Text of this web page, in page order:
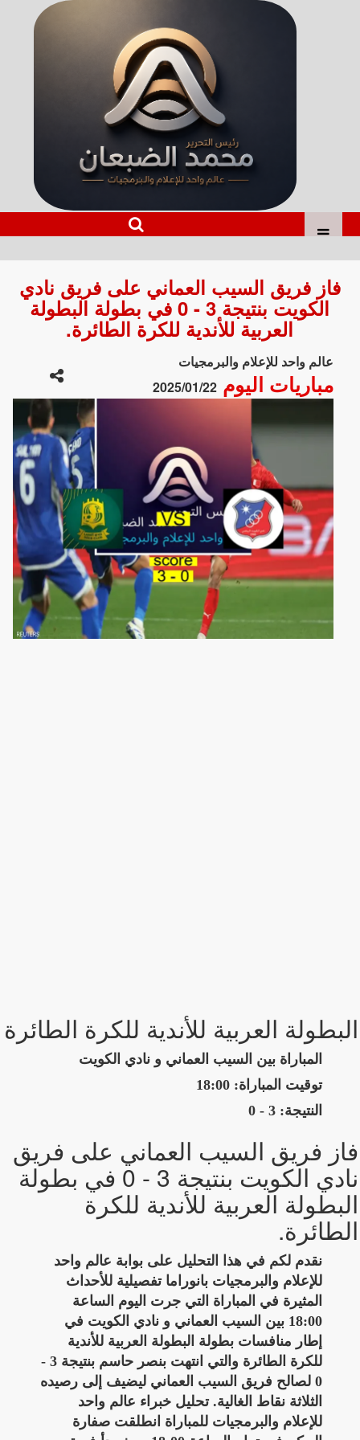
فاز فريق السيب العماني على فريق نادي
الكويت بنتيجة 3 - 0 في بطولة البطولة
العربية للأندية للكرة الطائرة.
عالم واحد للإعلام والبرمجيات
مباريات اليوم2025/01/22
البطولة العربية للأندية للكرة الطائرة
المباراة بين السيب العماني و نادي الكويت
توقيت المباراة: 18:00
النتيجة: 3 - 0
فاز فريق السيب العماني على فريق
نادي الكويت بنتيجة 3 - 0 في بطولة
البطولة العربية للأندية للكرة
الطائرة.
نقدم لكم في هذا التحليل على بوابة عالم واحد
للإعلام والبرمجيات بانوراما تفصيلية للأحداث
المثيرة في المباراة التي جرت اليوم الساعة
18:00 بين السيب العماني و نادي الكويت في
إطار منافسات بطولة البطولة العربية للأندية
للكرة الطائرة والتي انتهت بنصر حاسم بنتيجة 3 -
0 لصالح فريق السيب العماني ليضيف إلى رصيده
الثلاثة نقاط الغالية. تحليل خبراء عالم واحد
للإعلام والبرمجيات للمباراة انطلقت صفارة